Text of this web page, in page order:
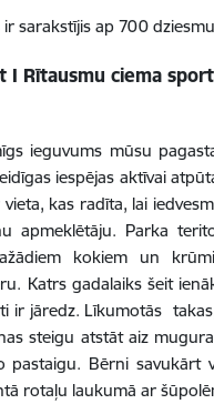
sarakstījis ap 700
I Rītausmu ciema
ieguvums mūsu
iespējas aktīvai
kas radīta, lai
apmeklētāju. Parka
kokiem un
Katrs gadalaiks šeit
ir jāredz. Līkumotās
steigu atstāt aiz
pastaigu. Bērni savukārt
rotaļu laukumā ar